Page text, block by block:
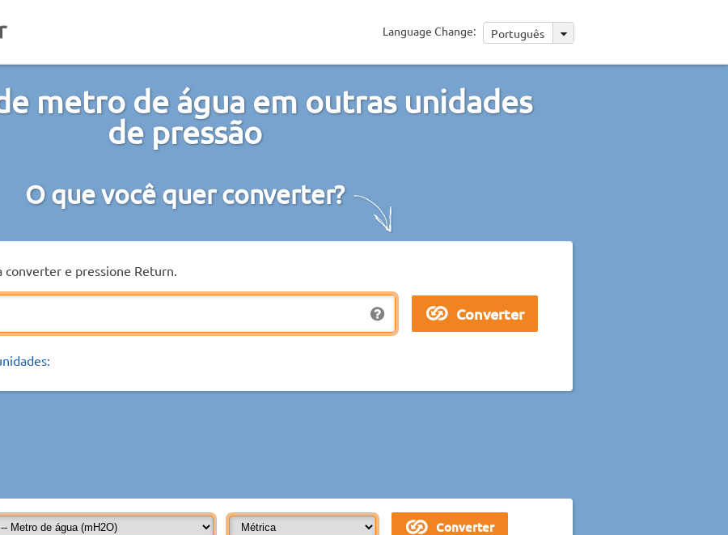
Language Change: Português
metro de água em outras unidades
de pressão
O que você quer converter?
e pressione Return.